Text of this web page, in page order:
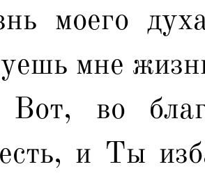
моего
мне
во
и Ты